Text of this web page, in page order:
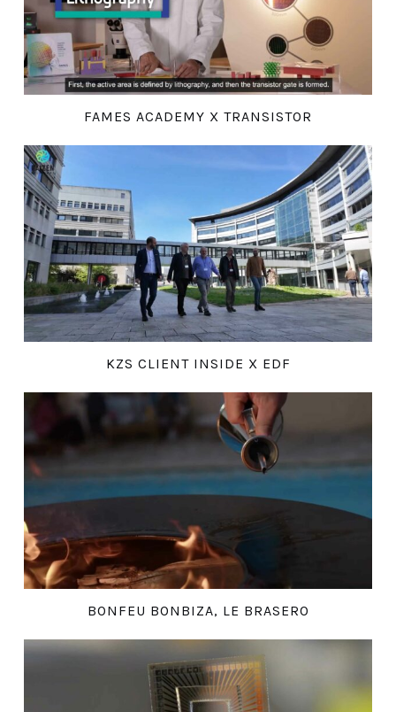
FAMES ACADEMY X TRANSISTOR
KZS CLIENT INSIDE X EDF
BONFEU BONBIZA, LE BRASERO